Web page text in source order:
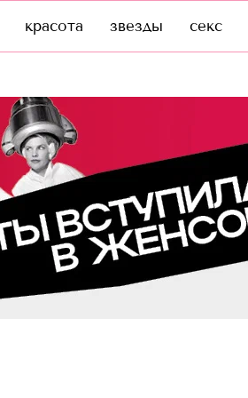
красота звезды секс